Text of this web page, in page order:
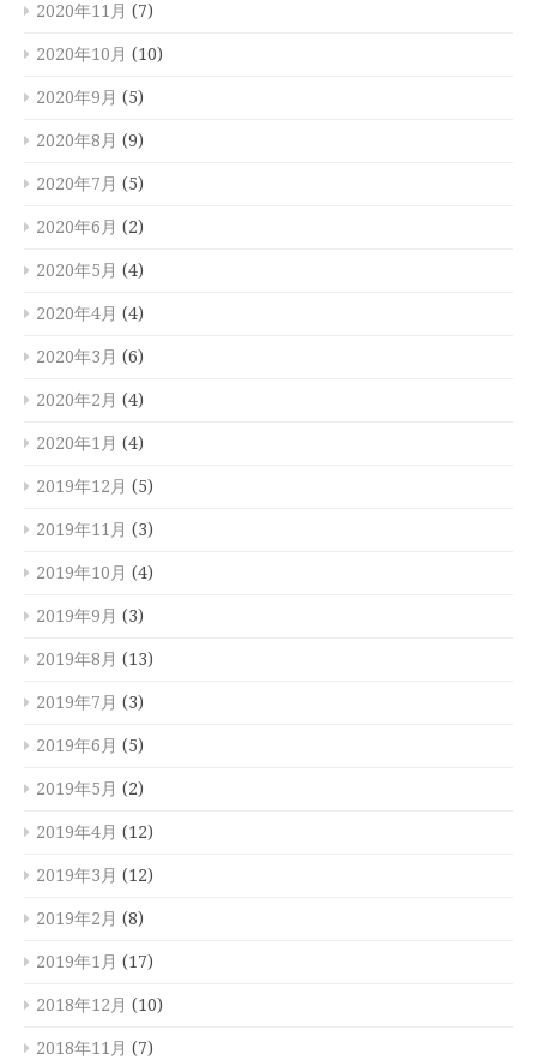
2020年11月 (7)
2020年10月 (10)
2020年9月 (5)
2020年8月 (9)
2020年7月 (5)
2020年6月 (2)
2020年5月 (4)
2020年4月 (4)
2020年3月 (6)
2020年2月 (4)
2020年1月 (4)
2019年12月 (5)
2019年11月 (3)
2019年10月 (4)
2019年9月 (3)
2019年8月 (13)
2019年7月 (3)
2019年6月 (5)
2019年5月 (2)
2019年4月 (12)
2019年3月 (12)
2019年2月 (8)
2019年1月 (17)
2018年12月 (10)
2018年11月 (7)